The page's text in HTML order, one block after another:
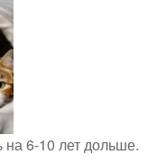
на 6-10 лет дольше.